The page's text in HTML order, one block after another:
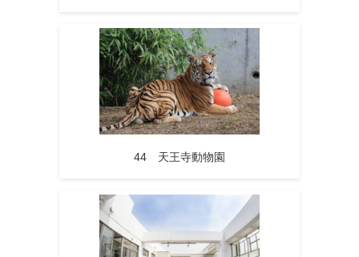
44 天王寺動物園